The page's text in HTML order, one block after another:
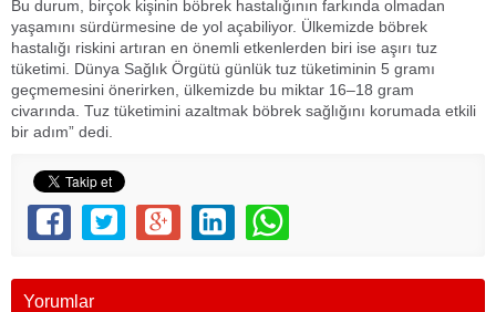
Bu durum, birçok kişinin böbrek hastalığının farkında olmadan
yaşamını sürdürmesine de yol açabiliyor. Ülkemizde böbrek
hastalığı riskini artıran en önemli etkenlerden biri ise aşırı tuz
tüketimi. Dünya Sağlık Örgütü günlük tuz tüketiminin 5 gramı
geçmemesini önerirken, ülkemizde bu miktar 16–18 gram
civarında. Tuz tüketimini azaltmak böbrek sağlığını korumada etkili
bir adım” dedi.
Yorumlar